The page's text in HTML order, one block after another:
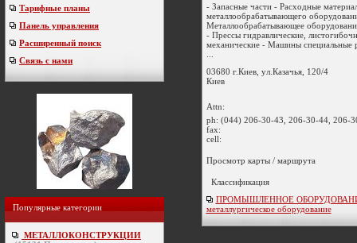
Тарифные планы
Панель управления
Расширенный поиск
Связь с нами
Популярные категории
МЕТАЛЛОКОНСТРУКЦИИ
- Запасные части - Расходные
металлообрабатывающего
Металлообрабатывающее
- Прессы гидравлические,
механические - Машины специальные
03680 г.Киев, ул.Казачья, 120/4
Киев
Attn:
ph: (044) 206-30-43, 206-30-44, 206-
fax:
cell:
Просмотр карты / маршрута
Классификация
ПРОМЫШЛЕННОЕ
металлургическое оборудование